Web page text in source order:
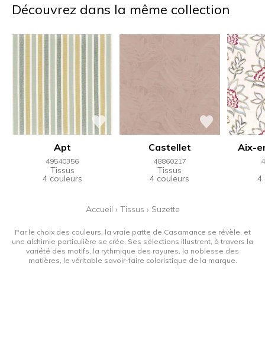
Découvrez dans la même collection
Apt
49540356
Tissus
4 couleurs
Castellet
48860217
Tissus
4 couleurs
Aix-
4
Accueil › Tissus › Suzette
Par le choix des couleurs, la vraie patte de Casamance se révèle, et
une alchimie particulière se crée. Ses sélections illustrent, à travers la
variété des motifs, la rythmique des rayures, la noblesse des
matières, le véritable savoir-faire coloristique de la marque.